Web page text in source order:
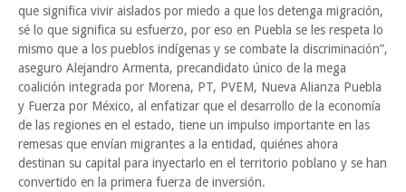
que significa vivir aislados por miedo a que los detenga migración,
sé lo que significa su esfuerzo, por eso en Puebla se les respeta lo
mismo que a los pueblos indígenas y se combate la discriminación”,
aseguro Alejandro Armenta, precandidato único de la mega
coalición integrada por Morena, PT, PVEM, Nueva Alianza Puebla
y Fuerza por México, al enfatizar que el desarrollo de la economía
de las regiones en el estado, tiene un impulso importante en las
remesas que envían migrantes a la entidad, quiénes ahora
destinan su capital para inyectarlo en el territorio poblano y se han
convertido en la primera fuerza de inversión.